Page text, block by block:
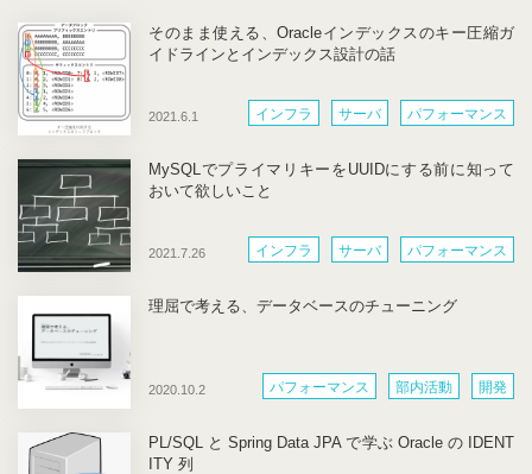
2021.6.1
そのまま使える、Oracleインデックスのキー圧縮ガ
イドラインとインデックス設計の話
インフラ サーバ パフォーマンス
2021.7.26
MySQLでプライマリキーをUUIDにする前に知って
おいて欲しいこと
インフラ サーバ パフォーマンス
2020.10.2
理屈で考える、データベースのチューニング
パフォーマンス 部内活動 開発
PL/SQL と Spring Data JPA で学ぶ Oracle の IDENT
ITY 列